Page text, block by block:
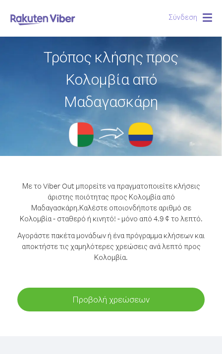
Σύνδεση
Τρόπος κλήσης προς
Κολομβία από
Μαδαγασκάρη
Με το Viber Out μπορείτε να πραγματοποιείτε κλήσεις
άριστης ποιότητας προς Κολομβία από
Μαδαγασκάρη.Καλέστε οποιονδήποτε αριθμό σε
Κολομβία - σταθερό ή κινητό! - μόνο από 4.9 ¢ το λεπτό.
Αγοράστε πακέτα μονάδων ή ένα πρόγραμμα κλήσεων και
αποκτήστε τις χαμηλότερες χρεώσεις ανά λεπτό προς
Κολομβία.
Προβολή χρεώσεων